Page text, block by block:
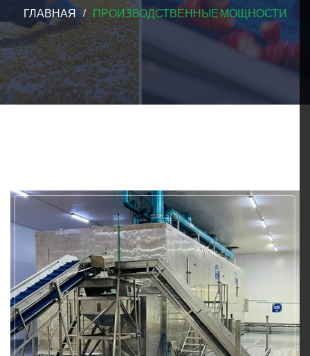
ГЛАВНАЯ ПРОИЗВОДСТВЕННЫЕ МОЩНОСТИ